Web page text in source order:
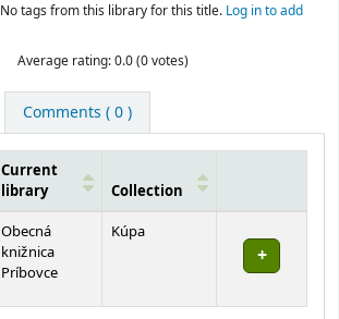
No tags from this library for this title. Log in to add
Average rating: 0.0 (0 votes)
Comments ( 0 )
Current
library
Collection
Obecná
knižnica
Príbovce
Kúpa